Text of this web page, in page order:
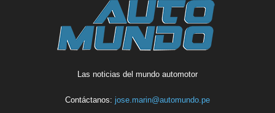
Las noticias del mundo automotor
Contáctanos: jose.marin@automundo.pe